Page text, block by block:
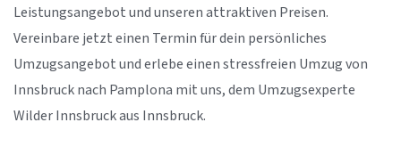
Leistungsangebot und unseren attraktiven Preisen.
Vereinbare jetzt einen Termin für dein persönliches
Umzugsangebot und erlebe einen stressfreien Umzug von
Innsbruck nach Pamplona mit uns, dem Umzugsexperte
Wilder Innsbruck aus Innsbruck.